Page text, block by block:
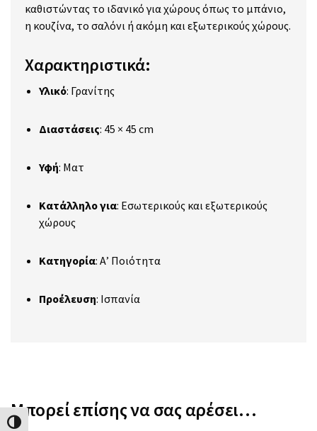
Εναλλαγή Υψηλής Αντίθεσης
καθιστώντας το ιδανικό για χώρους όπως το μπάνιο,
η κουζίνα, το σαλόνι ή ακόμη και εξωτερικούς χώρους.
Χαρακτηριστικά:
Υλικό: Γρανίτης
Διαστάσεις: 45 × 45 cm
Υφή: Ματ
Κατάλληλο για: Εσωτερικούς και εξωτερικούς
χώρους
Κατηγορία: Α’ Ποιότητα
Προέλευση: Ισπανία
Μπορεί επίσης να σας αρέσει…